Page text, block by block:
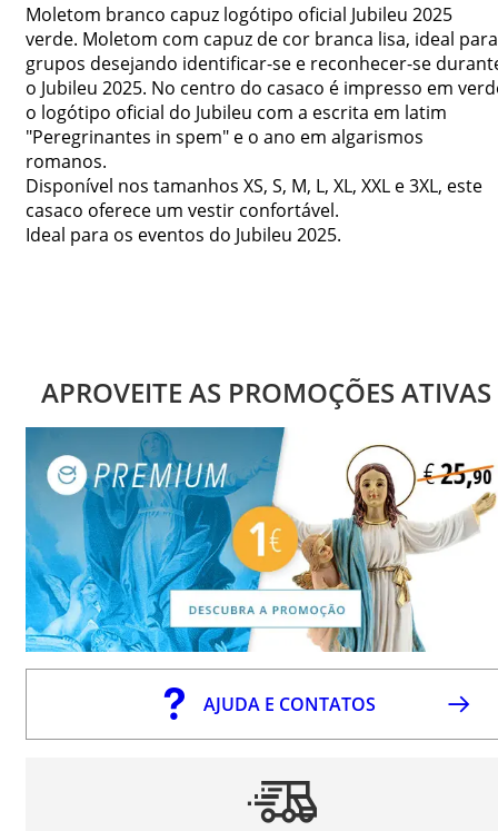
Moletom branco capuz logótipo oficial Jubileu 2025
verde. Moletom com capuz de cor branca lisa, ideal para
grupos desejando identificar-se e reconhecer-se
o Jubileu 2025. No centro do casaco é impresso em
o logótipo oficial do Jubileu com a escrita em latim
"Peregrinantes in spem" e o ano em algarismos
romanos.
Disponível nos tamanhos XS, S, M, L, XL, XXL e 3XL, este
casaco oferece um vestir confortável.
Ideal para os eventos do Jubileu 2025.
APROVEITE AS PROMOÇÕES ATIVAS
AJUDA E CONTATOS